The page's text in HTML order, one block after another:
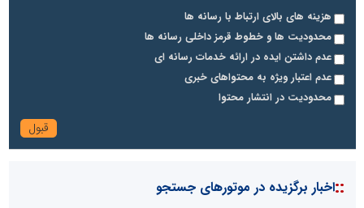
هزینه های بالای ارتباط با رسانه ها
محدودیت ها و خطوط قرمز داخلی رسانه ها
عدم داشتن ایده در ارائه خدمات رسانه ای
عدم اعتبار ویژه به محتواهای خبری
محدودیت در انتشار محتوا
::اخبار برگزیده در موتورهای جستجو